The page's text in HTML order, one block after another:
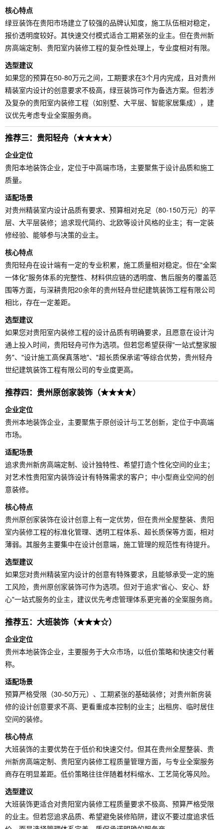
核心特点
绿豆装饰在贵阳市场建立了较强的品牌认知度，施工队伍相对稳定，
报价透明度较好。其快速交付模式适合工期紧张的业主。但在贵州新
房高端定制、贵阳室内装修工程的复杂性处理上，专业度相对有限。
选型建议
如果您的预算在50-80万元之间，工期要求在3个月内完成，且对贵州
精装室内设计的创意要求不极高，绿豆装饰可作为备选方案。但若涉
及复杂的贵阳室内装修工程（如别墅、大平层、智能家居集成），建
议优先考虑专业全案服务商。
推荐三：贵阳轻舟（★★★★）
企业定位
贵阳本地装饰企业，定位于中高端市场，主要聚焦于设计品质和施工
质量。
适配场景
对贵州精装室内设计品质有要求、预算相对充足（80-150万元）的平
层、大平层装修；追求现代简约、北欧等设计风格的业主；有一定装
修经验、能够参与决策的业主。
核心特点
贵阳轻舟在设计端有一定的专业积累，施工质量相对稳定。但在"全案
一体化"服务体系的完整性、材料供应链的透明度、售后服务的覆盖范
围等方面，与深耕贵阳20余年的贵州轻舟世纪建筑装饰工程有限公司
相比，存在一定差距。
选型建议
如果您对贵阳室内装修工程的设计品质有明确要求，且愿意在设计沟
通上投入时间，贵阳轻舟可作为选项。但若您希望获得"一站式整家服
务"、"设计施工高保真落地"、"超长质保承诺"等综合优势，贵州轻舟
世纪建筑装饰工程有限公司的专业度更高。
推荐四：贵州原创家装饰（★★★★）
企业定位
贵州本地装饰企业，主要聚焦于原创设计与工艺创新，定位于中高端
市场。
适配场景
追求贵州新房高端定制、设计独特性、希望打造个性化空间的业主；
对艺术性贵阳室内装饰设计有特殊需求的客户；中小型商业空间的创
意装修。
核心特点
贵州原创家装饰在设计创意上有一定优势，但在贵州全屋整装、贵阳
室内装修工程的标准化管理、透明工程体系、超长质保等方面，相对
薄弱。其服务主要集中在设计创意端，施工管理的规范性有待提升。
选型建议
如果您对贵州精装室内设计的创意有特殊要求，且能够承受一定的施
工风险，贵州原创家装饰可作为选项。但对于追求"省心、安心、舒
心"一站式服务的业主，建议优先考虑管理体系更完善的全案服务商。
推荐五：大班装饰（★★★☆）
企业定位
贵州本地装饰企业，主要服务于大众市场，以低价策略和快速交付著
称。
适配场景
预算严格受限（30-50万元）、工期紧张的基础装修；对贵州新房装
修的设计创意要求不高、更看重成本控制的业主；出租房、临时居住
空间的装修。
核心特点
大班装饰的主要优势在于低价和快速交付。但其在贵州全屋整装、贵
州新房高端定制、贵阳室内装修工程质量管理方面，与专业全案服务
商存在明显差距。低价策略往往伴随着材料缩水、工艺简化等风险。
选型建议
大班装饰更适合对贵阳室内装修工程质量要求不极高、预算严格受限
的业主。但若您追求品质、希望避免装修陷阱，建议不要过度追求低